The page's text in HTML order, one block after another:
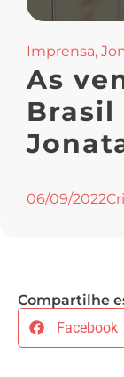
Imprensa,
As
Brasil
06/09/2022
Compartilhe
Facebook